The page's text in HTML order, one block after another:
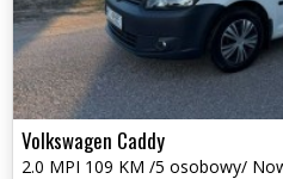
Volkswagen Caddy